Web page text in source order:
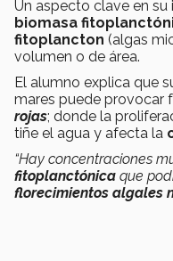
Un aspecto clave en
biomasa
fitoplancton (algas
volumen o de área.
El alumno explica que
mares puede provocar
rojas; donde la
tiñe el agua y afecta la
“Hay concentraciones
fitoplanctónica que
florecimientos algales